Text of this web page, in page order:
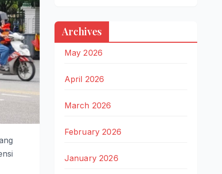
Archives
May 2026
April 2026
March 2026
February 2026
January 2026